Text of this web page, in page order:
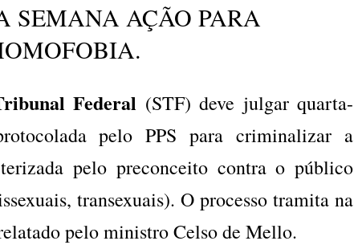
SEMANA AÇÃO PARA
Federal (STF) deve julgar quarta-
pelo PPS para criminalizar a
pelo preconceito contra o público
transexuais). O processo tramita na
pelo ministro Celso de Mello.